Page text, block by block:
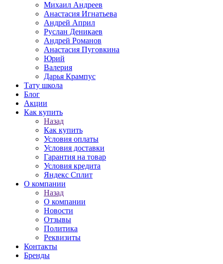
Михаил Андреев
Анастасия Игнатьева
Андрей Април
Руслан Деникаев
Андрей Романов
Анастасия Пуговкина
Юрий
Валерия
Дарья Крампус
Тату школа
Блог
Акции
Как купить
Назад
Как купить
Условия оплаты
Условия доставки
Гарантия на товар
Условия кредита
Яндекс Сплит
О компании
Назад
О компании
Новости
Отзывы
Политика
Реквизиты
Контакты
Бренды